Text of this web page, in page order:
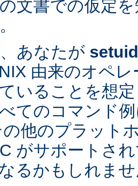
文書での仮定
あなたが setuid
由来のオペ
いることを想
てのコマンド
他のプラット
がサポートさ
るかもしれま